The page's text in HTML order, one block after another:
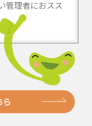
管理者におスス
ら